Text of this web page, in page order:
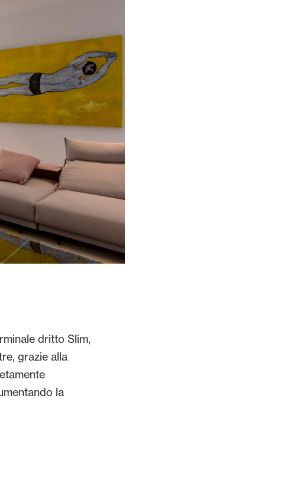
dritto Slim,
grazie alla
la